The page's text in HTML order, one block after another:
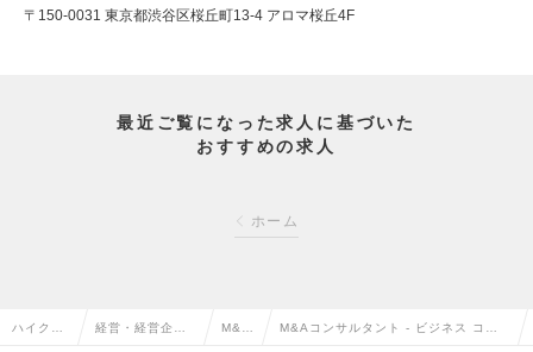
〒150-0031 東京都渋谷区桜丘町13-4 アロマ桜丘4F
最近ご覧になった求人に基づいた
おすすめの求人
ホーム
ハイクラ 経営・経営企 M&A M&Aコンサルタント - ビジネス コン